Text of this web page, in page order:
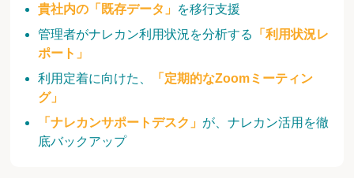
貴社内の「既存データ」 を移行支援
管理者がナレカン利用状況を分析する
「利用状況レ
ポート」
利用定着に向けた、
「定期的なZoomミーティン
グ」
「ナレカンサポートデスク」 が、ナレカン活用を徹
底バックアップ